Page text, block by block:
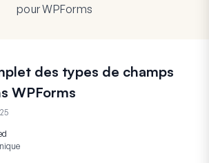
pour WPForms
des types de champs
WPForms